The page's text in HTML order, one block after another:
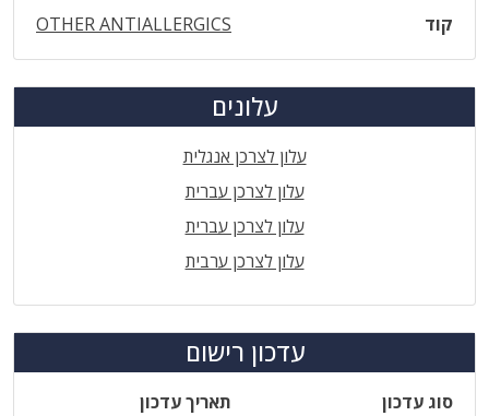
קוד
OTHER ANTIALLERGICS
עלונים
עלון לצרכן אנגלית
עלון לצרכן עברית
עלון לצרכן עברית
עלון לצרכן ערבית
עדכון רישום
סוג עדכון תאריך עדכון